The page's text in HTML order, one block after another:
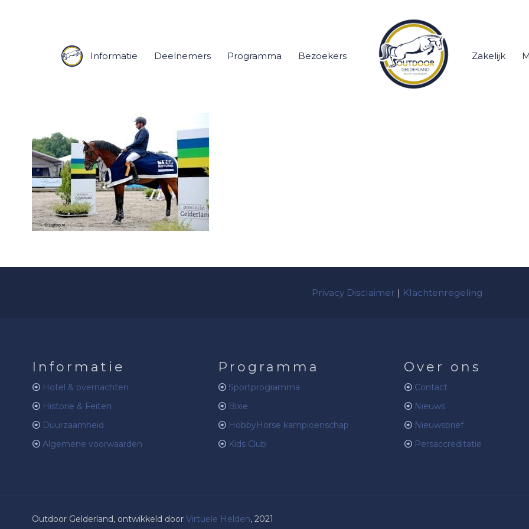
Informatie Deelnemers Programma Bezoekers Zakelijk
Privacy Disclaimer | Klachtenregeling
Informatie
Hotel & overnachten
Historie & Feiten
Duurzaamheid
Algemene voorwaarden
Programma
Sportprogramma
Bixie
HobbyHorse kampioenschap
Kids Club
Over ons
Contact
Nieuws
Nieuwsbrief
Persaccreditatie
Outdoor Gelderland, ontwikkeld door Virtuele Helden, 2021